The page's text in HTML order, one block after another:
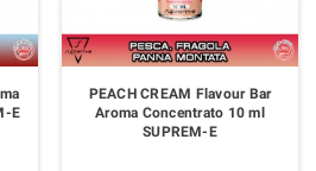
E
PEACH CREAM Flavour Bar
Aroma Concentrato 10 ml
SUPREM-E